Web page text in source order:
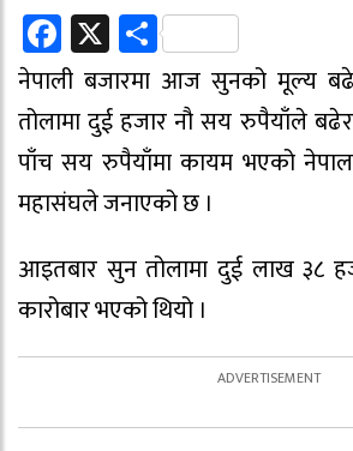
Facebook
X Share
नेपाली बजारमा आज सुनको मूल्य
तोलामा दुई हजार नौ सय रुपैयाँले
पाँच सय रुपैयाँमा कायम भएको
महासंघले जनाएको छ ।
आइतबार सुन तोलामा दुई लाख ३८
कारोबार भएको थियो ।